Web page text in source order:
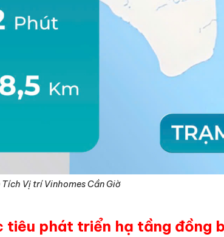
Tích Vị trí Vinhomes Cần Giờ
tiêu phát triển hạ tầng đồng